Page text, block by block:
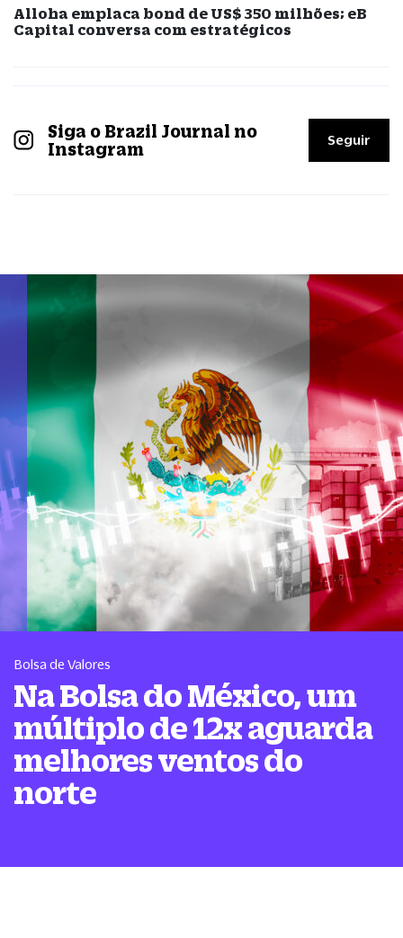
Alloha emplaca bond de US$ 350 milhões; eB
Capital conversa com estratégicos
Siga o Brazil Journal no
Instagram
Seguir
Bolsa de Valores
Na Bolsa do México, um
múltiplo de 12x aguarda
melhores ventos do
norte